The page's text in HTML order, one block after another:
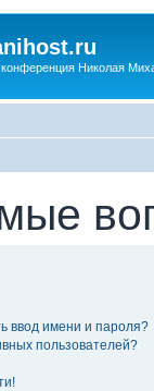
конференция Николая
ввод имени и пароля?
пользователей?